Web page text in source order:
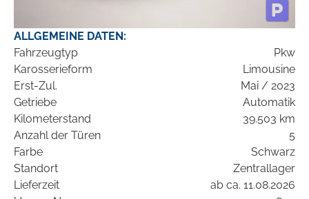
ALLGEMEINE DATEN:
Fahrzeugtyp
Pkw
Karosserieform
Limousine
Erst-Zul.
Mai / 2023
Getriebe
Automatik
Kilometerstand
39.503 km
Anzahl der Türen
5
Farbe
Schwarz
Standort
Zentrallager
Lieferzeit
ab ca. 11.08.2026